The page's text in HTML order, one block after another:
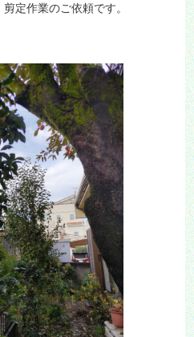
定作業のご依頼です。